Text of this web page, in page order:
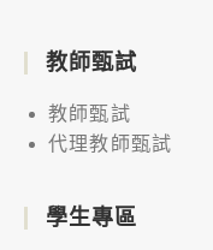
教師甄試
教師甄試
代理教師甄試
學生專區